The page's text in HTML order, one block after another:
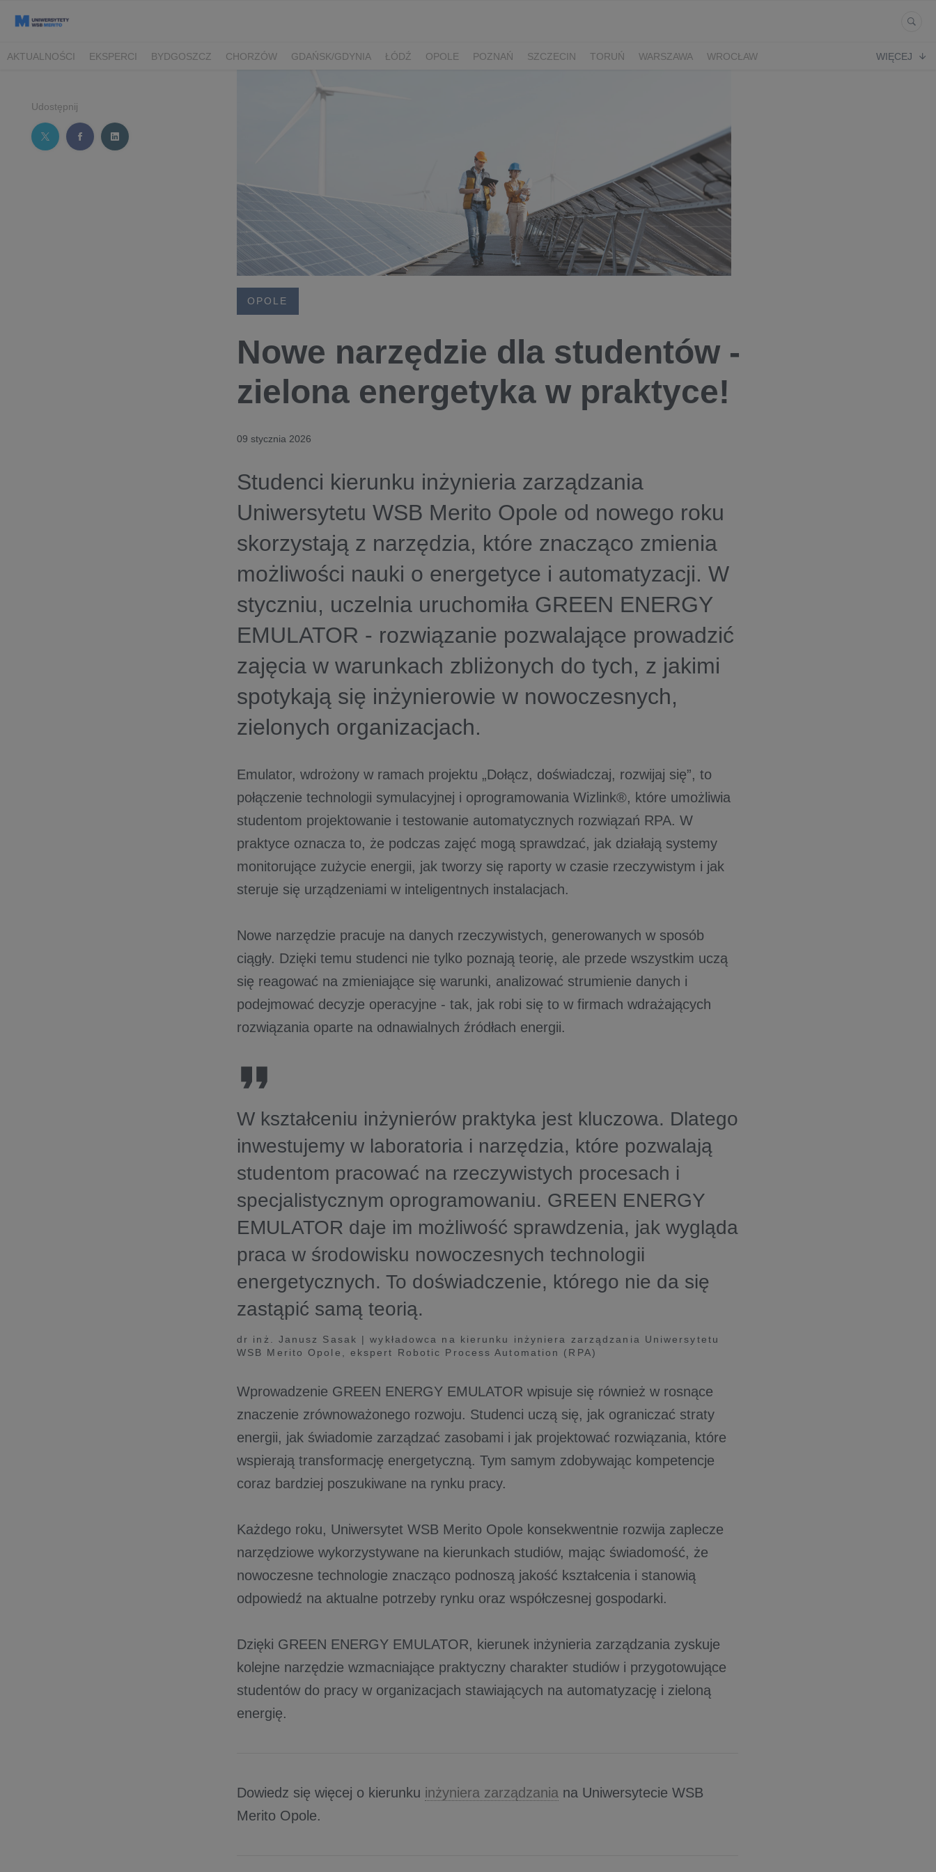
AKTUALNOŚCI EKSPERCI BYDGOSZCZ CHORZÓW GDAŃSK/GDYNIA ŁÓDŹ OPOLE POZNAŃ SZCZECIN TORUŃ WARSZAWA
WROCŁAW
WIĘCEJ
Udostępnij
OPOLE
Nowe narzędzie dla studentów -
zielona energetyka w praktyce!
09 stycznia 2026
Studenci kierunku inżynieria zarządzania
Uniwersytetu WSB Merito Opole od nowego roku
skorzystają z narzędzia, które znacząco zmienia
możliwości nauki o energetyce i automatyzacji. W
styczniu, uczelnia uruchomiła GREEN ENERGY
EMULATOR - rozwiązanie pozwalające prowadzić
zajęcia w warunkach zbliżonych do tych, z jakimi
spotykają się inżynierowie w nowoczesnych,
zielonych organizacjach.
Emulator, wdrożony w ramach projektu „Dołącz, doświadczaj, rozwijaj się”, to
połączenie technologii symulacyjnej i oprogramowania Wizlink®, które umożliwia
studentom projektowanie i testowanie automatycznych rozwiązań RPA. W
praktyce oznacza to, że podczas zajęć mogą sprawdzać, jak działają systemy
monitorujące zużycie energii, jak tworzy się raporty w czasie rzeczywistym i jak
steruje się urządzeniami w inteligentnych instalacjach.
Nowe narzędzie pracuje na danych rzeczywistych, generowanych w sposób
ciągły. Dzięki temu studenci nie tylko poznają teorię, ale przede wszystkim uczą
się reagować na zmieniające się warunki, analizować strumienie danych i
podejmować decyzje operacyjne - tak, jak robi się to w firmach wdrażających
rozwiązania oparte na odnawialnych źródłach energii.
W kształceniu inżynierów praktyka jest kluczowa. Dlatego
inwestujemy w laboratoria i narzędzia, które pozwalają
studentom pracować na rzeczywistych procesach i
specjalistycznym oprogramowaniu. GREEN ENERGY
EMULATOR daje im możliwość sprawdzenia, jak wygląda
praca w środowisku nowoczesnych technologii
energetycznych. To doświadczenie, którego nie da się
zastąpić samą teorią.
dr inż. Janusz Sasak | wykładowca na kierunku inżyniera zarządzania Uniwersytetu
WSB Merito Opole, ekspert Robotic Process Automation (RPA)
Wprowadzenie GREEN ENERGY EMULATOR wpisuje się również w rosnące
znaczenie zrównoważonego rozwoju. Studenci uczą się, jak ograniczać straty
energii, jak świadomie zarządzać zasobami i jak projektować rozwiązania, które
wspierają transformację energetyczną. Tym samym zdobywając kompetencje
coraz bardziej poszukiwane na rynku pracy.
Każdego roku, Uniwersytet WSB Merito Opole konsekwentnie rozwija zaplecze
narzędziowe wykorzystywane na kierunkach studiów, mając świadomość, że
nowoczesne technologie znacząco podnoszą jakość kształcenia i stanowią
odpowiedź na aktualne potrzeby rynku oraz współczesnej gospodarki.
Dzięki GREEN ENERGY EMULATOR, kierunek inżynieria zarządzania zyskuje
kolejne narzędzie wzmacniające praktyczny charakter studiów i przygotowujące
studentów do pracy w organizacjach stawiających na automatyzację i zieloną
energię.
Dowiedz się więcej o kierunku inżyniera zarządzania na Uniwersytecie WSB
Merito Opole.